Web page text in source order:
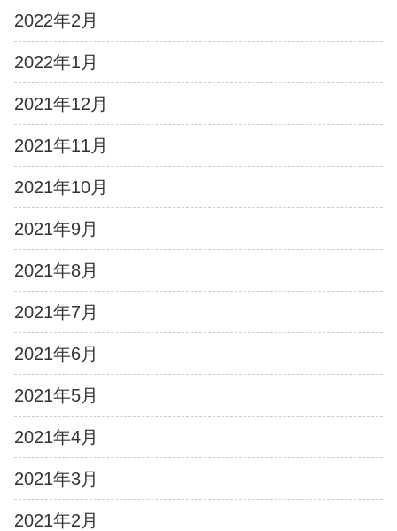
2022年2月
2022年1月
2021年12月
2021年11月
2021年10月
2021年9月
2021年8月
2021年7月
2021年6月
2021年5月
2021年4月
2021年3月
2021年2月